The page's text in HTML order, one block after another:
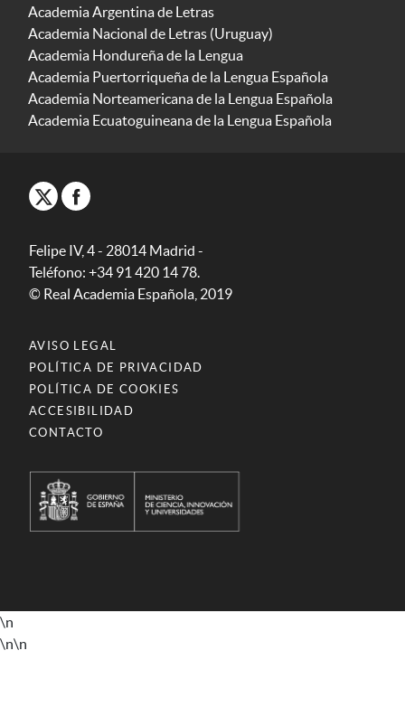
Academia Argentina de Letras
Academia Nacional de Letras (Uruguay)
Academia Hondureña de la Lengua
Academia Puertorriqueña de la Lengua Española
Academia Norteamericana de la Lengua Española
Academia Ecuatoguineana de la Lengua Española
Felipe IV, 4 - 28014 Madrid -
Teléfono: +34 91 420 14 78.
© Real Academia Española, 2019
AVISO LEGAL
POLÍTICA DE PRIVACIDAD
POLÍTICA DE COOKIES
ACCESIBILIDAD
CONTACTO
\n
\n\n